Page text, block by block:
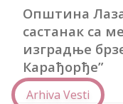
Општина
састанак са
изградње
Кaрађорђе”
Arhiva Vesti